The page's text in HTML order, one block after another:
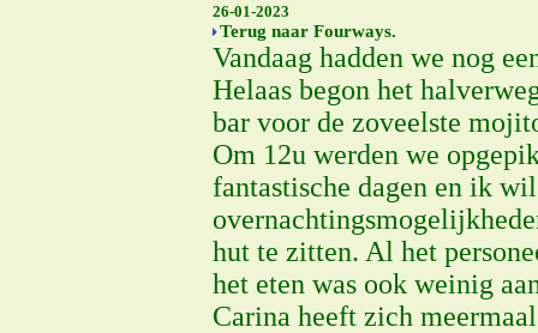
26-01-2023
Terug naar Fourways.
Vandaag hadden we nog
Helaas begon het
bar voor de zoveelste
Om 12u werden we
fantastische dagen en ik
hut te zitten. Al het
het eten was ook weinig
Carina heeft zich